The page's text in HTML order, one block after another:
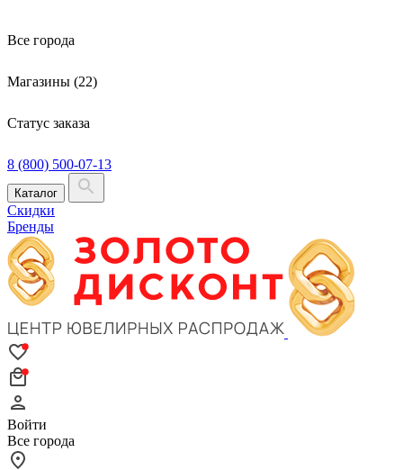
Все города
Магазины (22)
Статус заказа
8 (800) 500-07-13
Каталог
Скидки
Бренды
Войти
Все города